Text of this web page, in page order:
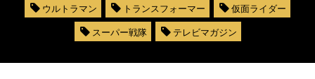
ウルトラマン トランスフォーマー
仮面ライダー
スーパー戦隊
テレビマガジン